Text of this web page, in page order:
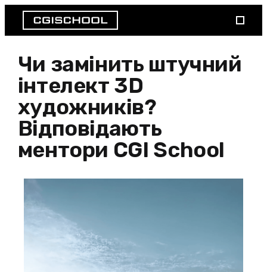
Чи замінить штучний
інтелект 3D
художників?
Відповідають
ментори CGI School